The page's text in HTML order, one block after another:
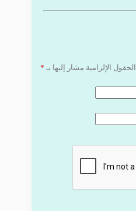
الحقول الإلزامية مشار إليها بـ *